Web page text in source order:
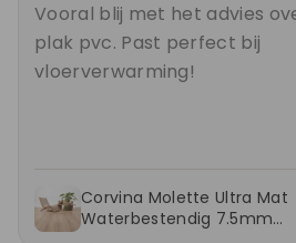
Vooral blij met het advies
plak pvc. Past perfect bij
vloerverwarming!
Corvina Molette Ultra Mat
Waterbestendig 7.5mm